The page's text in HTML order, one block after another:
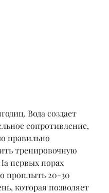
сопротивление,
правильно
тренировочную
первых порах
проплыть 20-30
которая позволяет